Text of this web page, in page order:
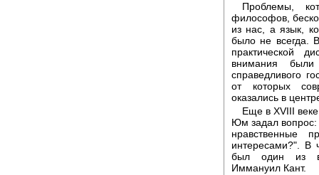
Проблемы,
философов,
из нас, а язык,
было не всегда.
практической
внимания
справедливого
от которых
оказались в
Еще в XVIII
Юм задал вопрос:
нравственные
интересами?". В
был один из
Иммануил Кант.